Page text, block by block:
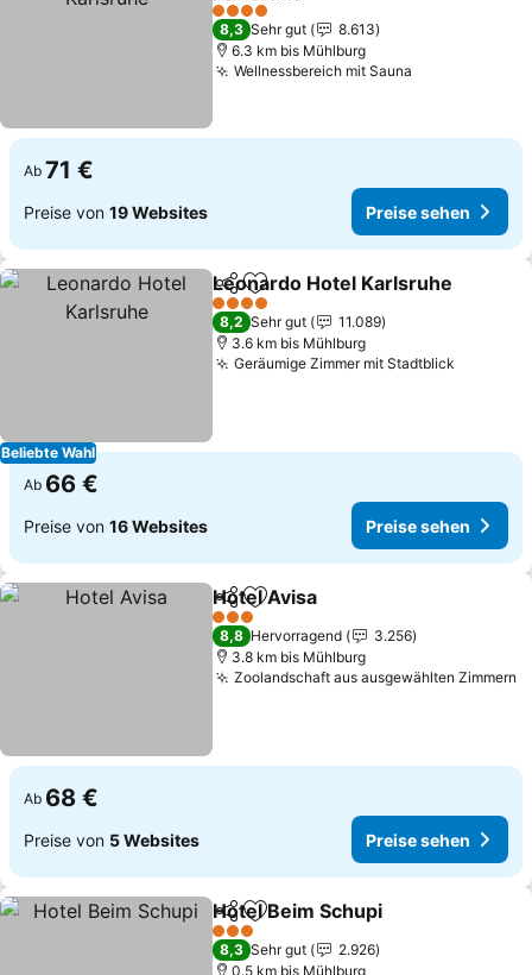
4 Sterne
8,3 Sehr gut
8.613
6.3 km bis Mühlburg
Wellnessbereich mit Sauna
Ab 71 €
Preise von 19 Websites Preise sehen
Beliebte Wahl
TeilenZu Favoriten hinzufügen
Leonardo Hotel Karlsruhe
4 Sterne
8,2 Sehr gut
11.089
3.6 km bis Mühlburg
Geräumige Zimmer mit Stadtblick
Ab 66 €
Preise von 16 Websites Preise sehen
TeilenZu Favoriten hinzufügen
Hotel Avisa
3 Sterne
8,8 Hervorragend
3.256
3.8 km bis Mühlburg
Zoolandschaft aus ausgewählten Zimmern
Ab 68 €
Preise von 5 Websites Preise sehen
TeilenZu Favoriten hinzufügen
Hotel Beim Schupi
3 Sterne
8,3 Sehr gut
2.926
0.5 km bis Mühlburg